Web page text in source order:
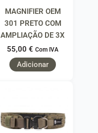
MAGNIFIER OEM
301 PRETO COM
AMPLIAÇÃO DE 3X
55,00 € Com IVA
Adicionar